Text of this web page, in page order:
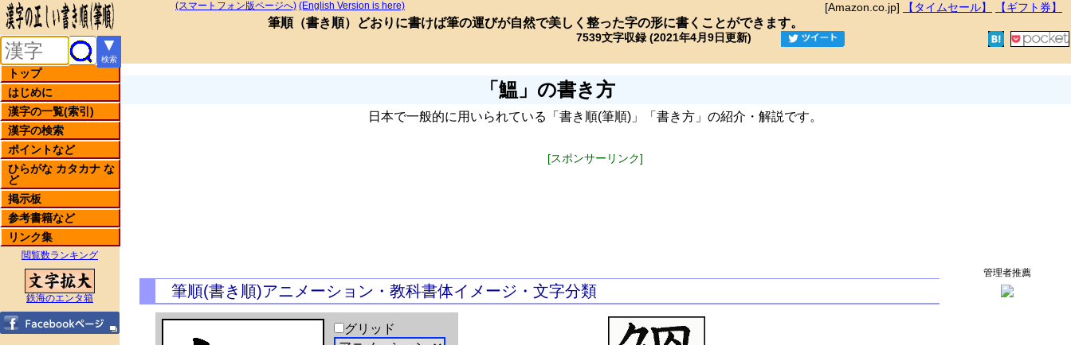
[Amazon.co.jp] 【タイムセール】 【ギフト券】
(スマートフォン版ページへ) (English Version is here)
筆順（書き順）どおりに書けば筆の運びが自然で美しく整った字の形に書くことができます。
7539文字収録 (2021年4月9日更新)
▼
検索
トップ
はじめに
漢字の一覧(索引)
漢字の検索
ポイントなど
ひらがな カタカナ な
ど
掲示板
参考書籍など
リンク集
閲覧数ランキング
鉄海のエンタ箱
「鰮」の書き方
日本で一般的に用いられている「書き順(筆順)」「書き方」の紹介・解説です。
[スポンサーリンク]
筆順(書き順)アニメーション・教科書体イメージ・文字分類
グリッド
管理者推薦